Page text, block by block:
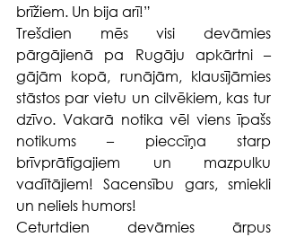
brīžiem. Un bija arī!”
Trešdien mēs visi devāmies
pārgājienā pa Rugāju apkārtni –
gājām kopā, runājām, klausījāmies
stāstos par vietu un cilvēkiem, kas tur
dzīvo. Vakarā notika vēl viens īpašs
notikums – pieccīņa starp
brīvprātīgajiem un mazpulku
vadītājiem! Sacensību gars, smiekli
un neliels humors!
Ceturtdien devāmies ārpus